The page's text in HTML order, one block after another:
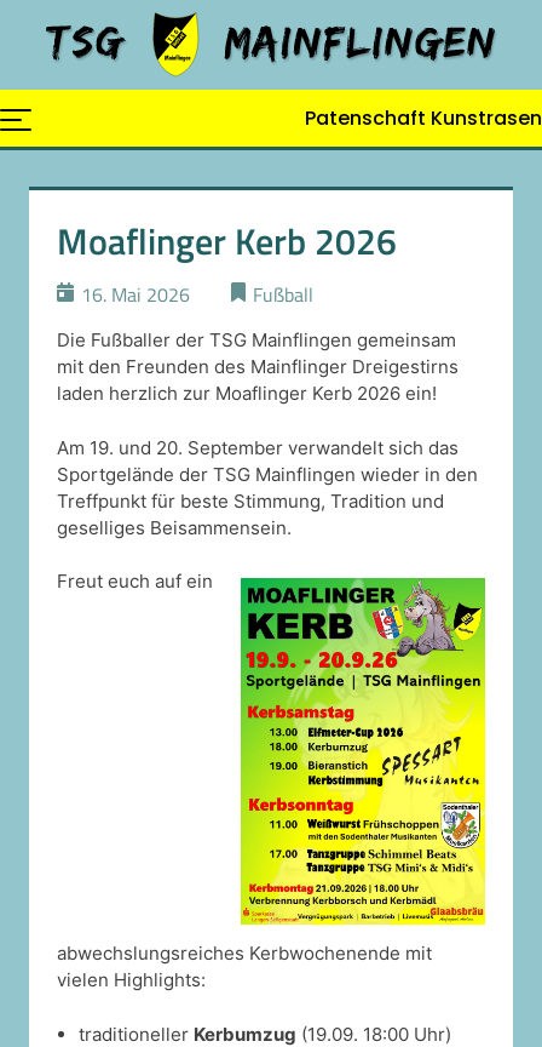
Patenschaft Kunstrasen
Moaflinger Kerb 2026
16. Mai 2026 Fußball
Die Fußballer der TSG Mainflingen gemeinsam
mit den Freunden des Mainflinger Dreigestirns
laden herzlich zur Moaflinger Kerb 2026 ein!
Am 19. und 20. September verwandelt sich das
Sportgelände der TSG Mainflingen wieder in den
Treffpunkt für beste Stimmung, Tradition und
geselliges Beisammensein.
Freut euch auf ein
abwechslungsreiches Kerbwochenende mit
vielen Highlights:
traditioneller Kerbumzug (19.09. 18:00 Uhr)